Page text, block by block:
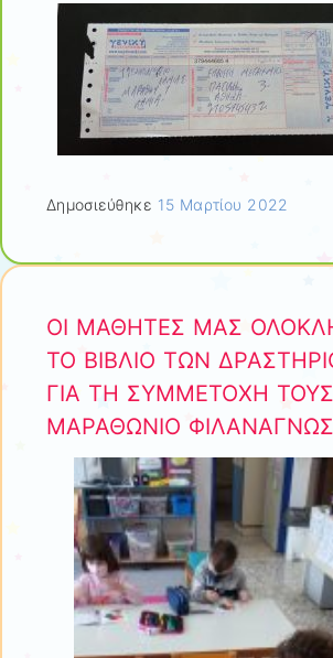
Δημοσιεύθηκε 15 Μαρτίου 2022
ΟΙ ΜΑΘΗΤΕΣ ΜΑΣ
ΤΟ ΒΙΒΛΙΟ ΤΩΝ
ΓΙΑ ΤΗ ΣΥΜΜΕΤΟΧΗ
ΜΑΡΑΘΩΝΙΟ